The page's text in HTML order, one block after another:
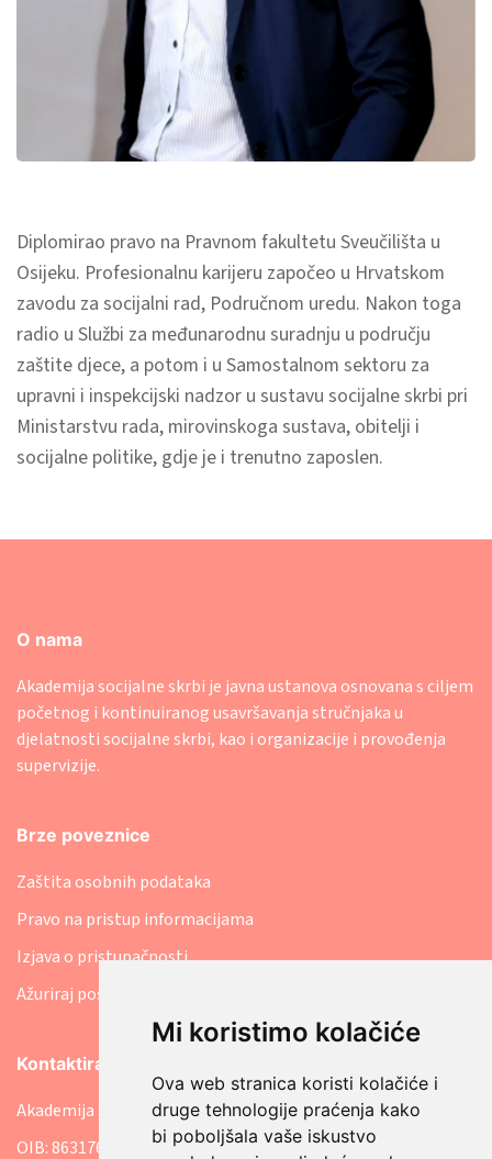
Mi koristimo kolačiće
Ova web stranica koristi kolačiće i
druge tehnologije praćenja kako
bi poboljšala vaše iskustvo
Diplomirao pravo na Pravnom fakultetu Sveučilišta u
Osijeku. Profesionalnu karijeru započeo u Hrvatskom
zavodu za socijalni rad, Područnom uredu. Nakon toga
radio u Službi za međunarodnu suradnju u području
zaštite djece, a potom i u Samostalnom sektoru za
upravni i inspekcijski nadzor u sustavu socijalne skrbi pri
Ministarstvu rada, mirovinskoga sustava, obitelji i
socijalne politike, gdje je i trenutno zaposlen.
O nama
Akademija socijalne skrbi je javna ustanova osnovana s ciljem
početnog i kontinuiranog usavršavanja stručnjaka u
djelatnosti socijalne skrbi, kao i organizacije i provođenja
supervizije.
Brze poveznice
Zaštita osobnih podataka
Pravo na pristup informacijama
Izjava o pristupačnosti
Ažuriraj postavke kolačića
Kontaktirajte nas
Akademija socijalne skrbi
OIB: 86317641207